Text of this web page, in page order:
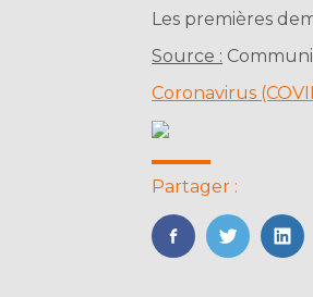
Les premières
Source :
Coronavirus
Partager :
FaceBook
Twitter